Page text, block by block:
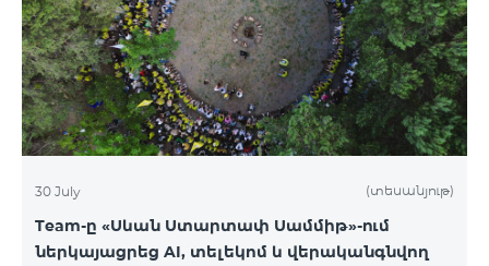
30 July (տեսանյութ)
Team-ը «Սևան Ստարտափ Սամմիթ»-ում
ներկայացրեց AI, տելեկոմ և վերականգնվող